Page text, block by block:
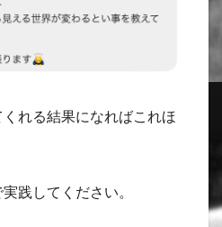
れる結果になればこれほ
践してください。